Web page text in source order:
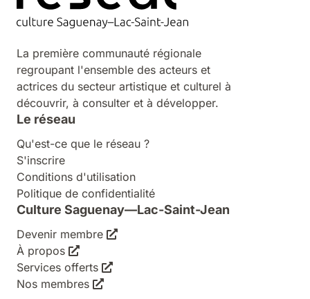
La première communauté régionale
regroupant l'ensemble des acteurs et
actrices du secteur artistique et culturel à
découvrir, à consulter et à développer.
Le réseau
Qu'est-ce que le réseau ?
S'inscrire
Conditions d'utilisation
Politique de confidentialité
Culture Saguenay—Lac-Saint-Jean
Devenir membre
À propos
Services offerts
Nos membres